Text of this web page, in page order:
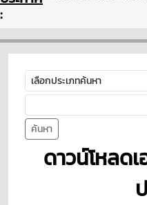
:
ค้นหา
ดาวน์โหลด